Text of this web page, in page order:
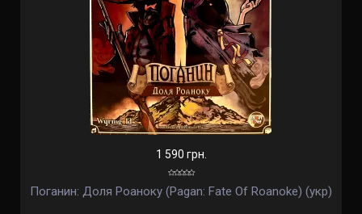
1 590 грн.
Поганин: Доля Роаноку (Pagan: Fate Of Roanoke) (укр)